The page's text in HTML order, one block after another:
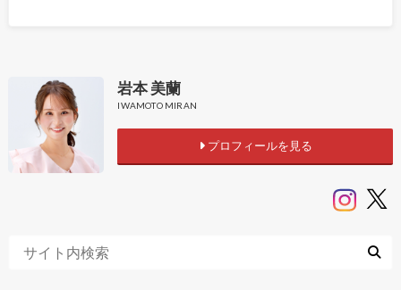
岩本 美蘭
IWAMOTO MIRAN
プロフィールを見る